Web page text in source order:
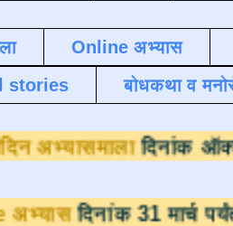
Online अभ्यास
stories
बोधकथा व
दैनंदिन
31 मार्च पर्यंत